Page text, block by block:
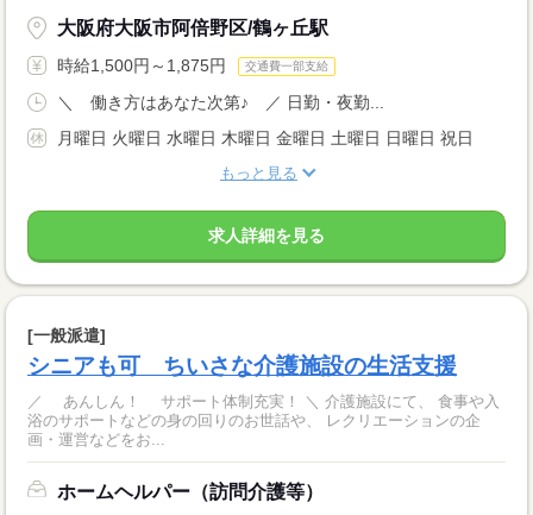
大阪府大阪市阿倍野区/鶴ヶ丘駅
時給1,500円～1,875円 交通費一部支給
＼ 働き方はあなた次第♪ ／ 日勤・夜勤...
月曜日 火曜日 水曜日 木曜日 金曜日 土曜日 日曜日 祝日
もっと見る
求人詳細を見る
[一般派遣]
シニアも可 ちいさな介護施設の生活支援
／ あんしん！ サポート体制充実！ ＼ 介護施設にて、 食事や入
浴のサポートなどの身の回りのお世話や、 レクリエーションの企
画・運営などをお...
ホームヘルパー（訪問介護等）